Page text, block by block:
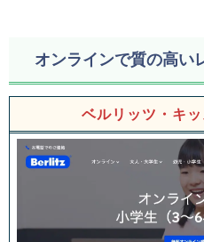
オンラインで質の高い
ベルリッツ・キ